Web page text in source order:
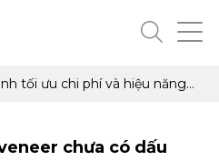
tối ưu chi phí và hiệu năng
Radeon RX 6500XT, 7600
có dấu hiệu hạ nhiệt
chưa có dấu